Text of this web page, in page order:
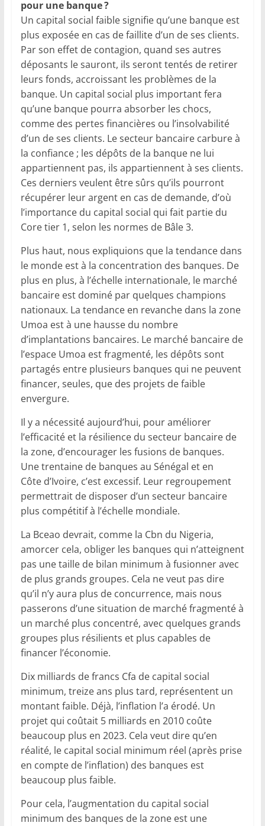
pour une banque ?
Un capital social faible signifie qu’une banque est
plus exposée en cas de faillite d’un de ses clients.
Par son effet de contagion, quand ses autres
déposants le sauront, ils seront tentés de retirer
leurs fonds, accroissant les problèmes de la
banque. Un capital social plus important fera
qu’une banque pourra absorber les chocs,
comme des pertes financières ou l’insolvabilité
d’un de ses clients. Le secteur bancaire carbure à
la confiance ; les dépôts de la banque ne lui
appartiennent pas, ils appartiennent à ses clients.
Ces derniers veulent être sûrs qu’ils pourront
récupérer leur argent en cas de demande, d’où
l’importance du capital social qui fait partie du
Core tier 1, selon les normes de Bâle 3.
Plus haut, nous expliquions que la tendance dans
le monde est à la concentration des banques. De
plus en plus, à l’échelle internationale, le marché
bancaire est dominé par quelques champions
nationaux. La tendance en revanche dans la zone
Umoa est à une hausse du nombre
d’implantations bancaires. Le marché bancaire de
l’espace Umoa est fragmenté, les dépôts sont
partagés entre plusieurs banques qui ne peuvent
financer, seules, que des projets de faible
envergure.
Il y a nécessité aujourd’hui, pour améliorer
l’efficacité et la résilience du secteur bancaire de
la zone, d’encourager les fusions de banques.
Une trentaine de banques au Sénégal et en
Côte d’Ivoire, c’est excessif. Leur regroupement
permettrait de disposer d’un secteur bancaire
plus compétitif à l’échelle mondiale.
La Bceao devrait, comme la Cbn du Nigeria,
amorcer cela, obliger les banques qui n’atteignent
pas une taille de bilan minimum à fusionner avec
de plus grands groupes. Cela ne veut pas dire
qu’il n’y aura plus de concurrence, mais nous
passerons d’une situation de marché fragmenté à
un marché plus concentré, avec quelques grands
groupes plus résilients et plus capables de
financer l’économie.
Dix milliards de francs Cfa de capital social
minimum, treize ans plus tard, représentent un
montant faible. Déjà, l’inflation l’a érodé. Un
projet qui coûtait 5 milliards en 2010 coûte
beaucoup plus en 2023. Cela veut dire qu’en
réalité, le capital social minimum réel (après prise
en compte de l’inflation) des banques est
beaucoup plus faible.
Pour cela, l’augmentation du capital social
minimum des banques de la zone est une